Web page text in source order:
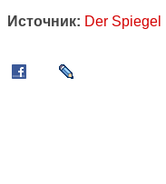
Источник: Der Spiegel